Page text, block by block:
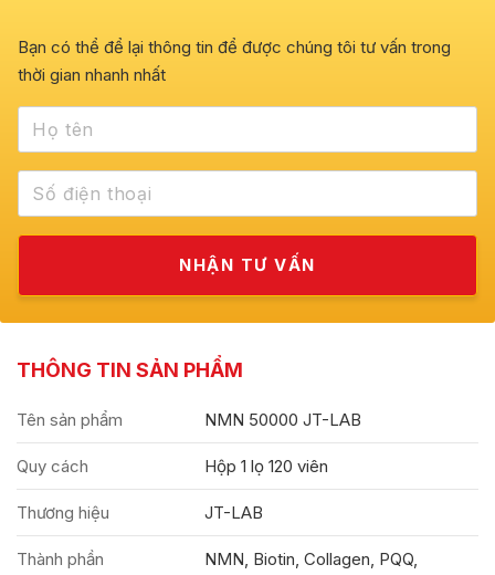
Bạn có thể để lại thông tin để được chúng tôi tư vấn trong
thời gian nhanh nhất
THÔNG TIN SẢN PHẨM
Tên sản phẩm NMN 50000 JT-LAB
Quy cách Hộp 1 lọ 120 viên
Thương hiệu JT-LAB
Thành phần
NMN, Biotin, Collagen, PQQ,